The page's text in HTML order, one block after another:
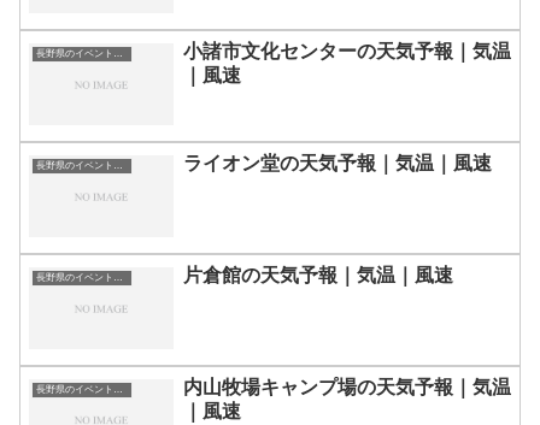
長野県のイベント会場一覧
小諸市文化センターの天気予報｜気温
｜風速
長野県のイベント会場一覧 ライオン堂の天気予報｜気温｜風速
長野県のイベント会場一覧 片倉館の天気予報｜気温｜風速
長野県のイベント会場一覧
内山牧場キャンプ場の天気予報｜気温
｜風速